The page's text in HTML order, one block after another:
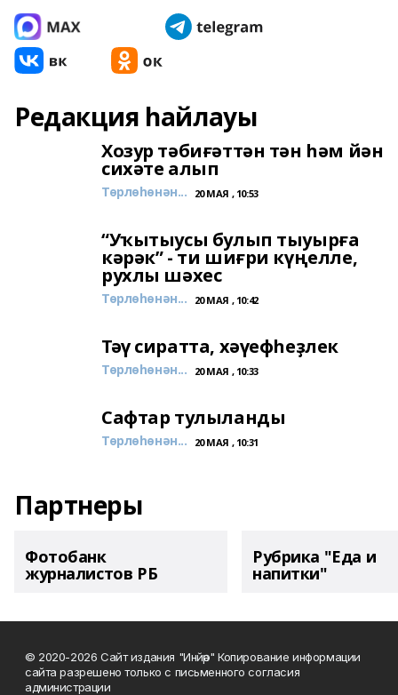
Редакция һайлауы
Хозур тәбиғәттән тән һәм йән
сихәте алып
Төрлөһөнән... 20 МАЯ , 10:53
“Уҡытыусы булып тыуырға
кәрәк” - ти шиғри күңелле,
рухлы шәхес
Төрлөһөнән... 20 МАЯ , 10:42
Тәү сиратта, хәүефһеҙлек
Төрлөһөнән... 20 МАЯ , 10:33
Сафтар тулыланды
Төрлөһөнән... 20 МАЯ , 10:31
Партнеры
Фотобанк
журналистов РБ
Рубрика "Еда и
напитки"
© 2020-2026 Сайт издания "Инйәр" Копирование информации
сайта разрешено только с письменного согласия
администрации